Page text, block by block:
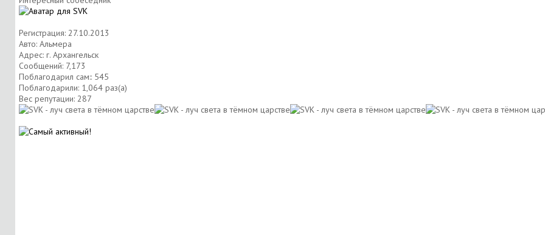
Регистрация: 27.10.2013
Авто: Альмера
Адрес: г. Архангельск
Сообщений: 7,173
Поблагодарил сам:: 545
Поблагодарили: 1,064 раз(а)
Вес репутации: 287